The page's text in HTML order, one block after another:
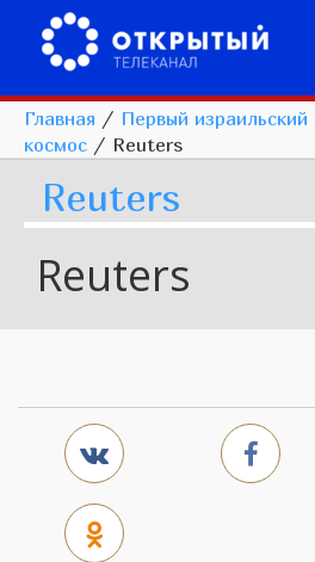
Главная / Первый
космос / Reuters
Reuters
Reuters